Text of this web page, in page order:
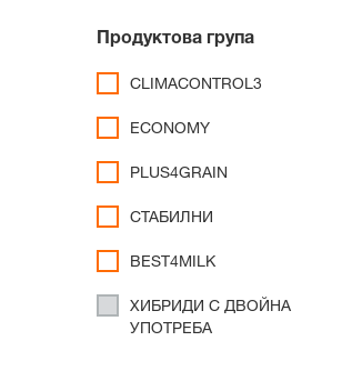
Продуктова група
CLIMACONTROL3
ECONOMY
PLUS4GRAIN
СТАБИЛНИ
BEST4MILK
ХИБРИДИ С ДВОЙНА
УПОТРЕБА